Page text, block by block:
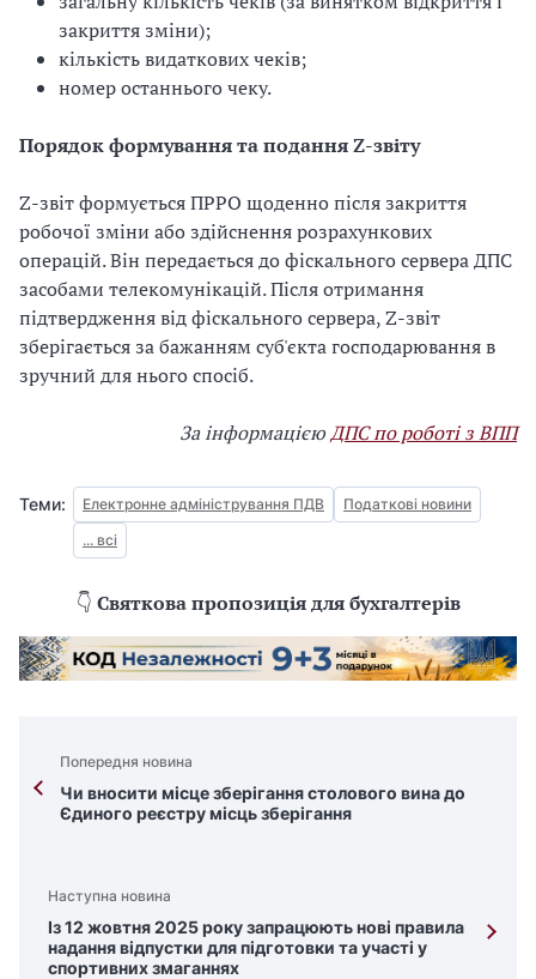
закриття зміни);
кількість видаткових чеків;
номер останнього чеку.
Порядок формування та подання Z-звіту
Z-звіт формується ПРРО щоденно після закриття
робочої зміни або здійснення розрахункових
операцій. Він передається до фіскального сервера ДПС
засобами телекомунікацій. Після отримання
підтвердження від фіскального сервера, Z-звіт
зберігається за бажанням суб'єкта господарювання в
зручний для нього спосіб.
За інформацієюДПС по роботі з ВПП
Теми: Електронне адміністрування ПДВ
Податкові новини
... всі
👇 Святкова пропозиція для бухгалтерів
Попередня новина
Чи вносити місце зберігання столового вина до
Єдиного реєстру місць зберігання
Наступна новина
Із 12 жовтня 2025 року запрацюють нові правила
надання відпустки для підготовки та участі у
спортивних змаганнях